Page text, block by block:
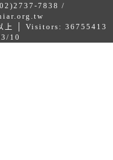
7838 /
上 │ Visitors: 36755413
10